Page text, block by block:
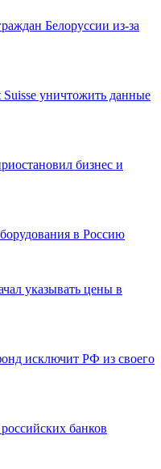
Белоруссии из-за
уничтожить данные
бизнес и
в Россию
указывать цены в
исключит РФ из своего
банков